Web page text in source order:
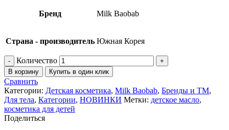
Бренд Milk Baobab
Страна - производитель Южная Корея
Количество
В корзину Купить в один клик
Сравнить
Категории: Детская косметика, Milk Baobab, Бренды и ТМ,
Для тела, Категории, НОВИНКИ Метки: детское масло,
косметика для детей
Поделиться